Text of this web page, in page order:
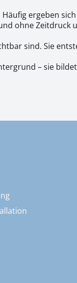
ergeben
ohne Zeitdruck
sind. Sie
– sie